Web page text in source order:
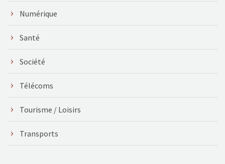
Numérique
Santé
Société
Télécoms
Tourisme / Loisirs
Transports